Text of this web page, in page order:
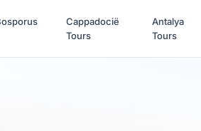
Cappadocië
Tours
Antalya
Tours